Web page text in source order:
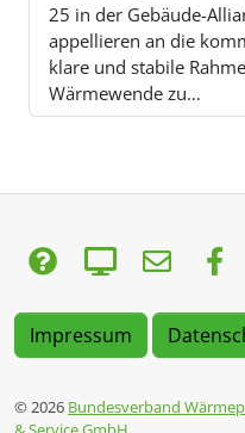
25 in der Gebäude-
appellieren an die
klare und stabile
Wärmewende zu…
Impressum
© 2026 Bundesverband